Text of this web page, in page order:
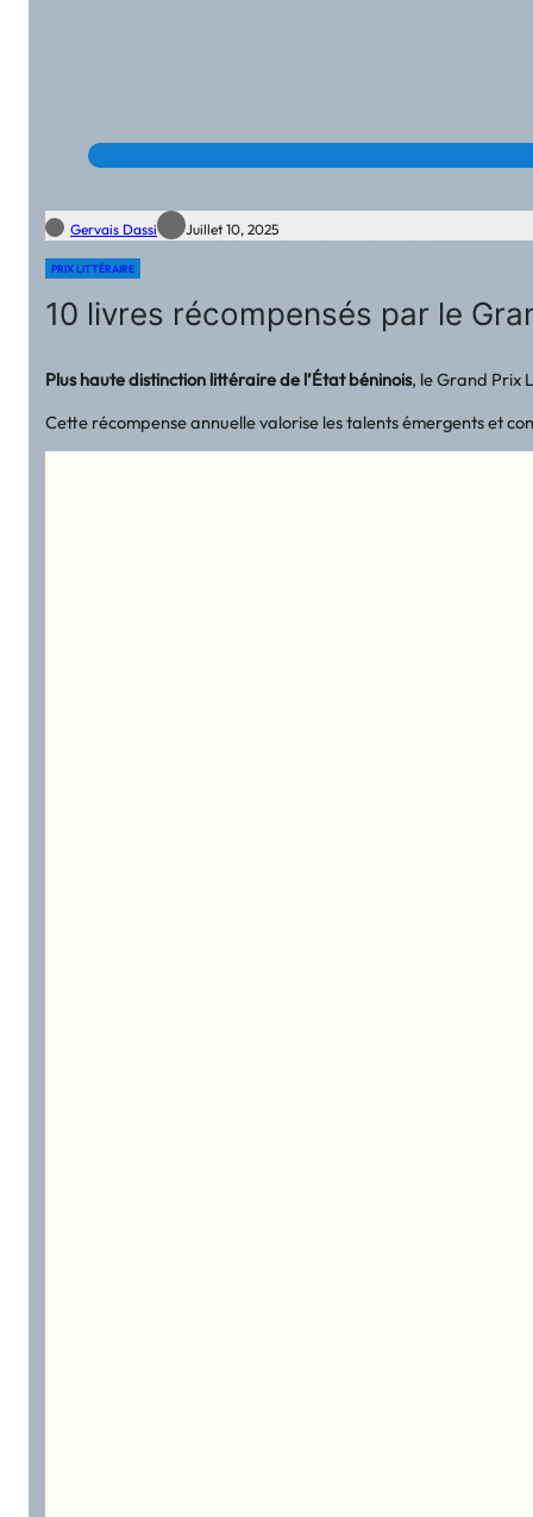
Gervais Dassi Juillet 10, 2025
PRIX LITTÉRAIRE
10 livres récompensés par le
Plus haute distinction littéraire de l’État béninois, le Grand Prix
Cette récompense annuelle valorise les talents émergents et